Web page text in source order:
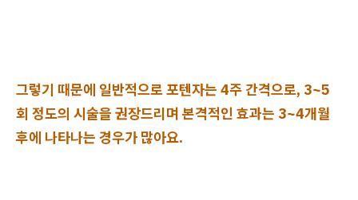
그렇기 때문에 일반적으로 포텐자는 4주 간격으로, 3~5
회 정도의 시술을 권장드리며 본격적인 효과는 3~4개월
후에 나타나는 경우가 많아요.